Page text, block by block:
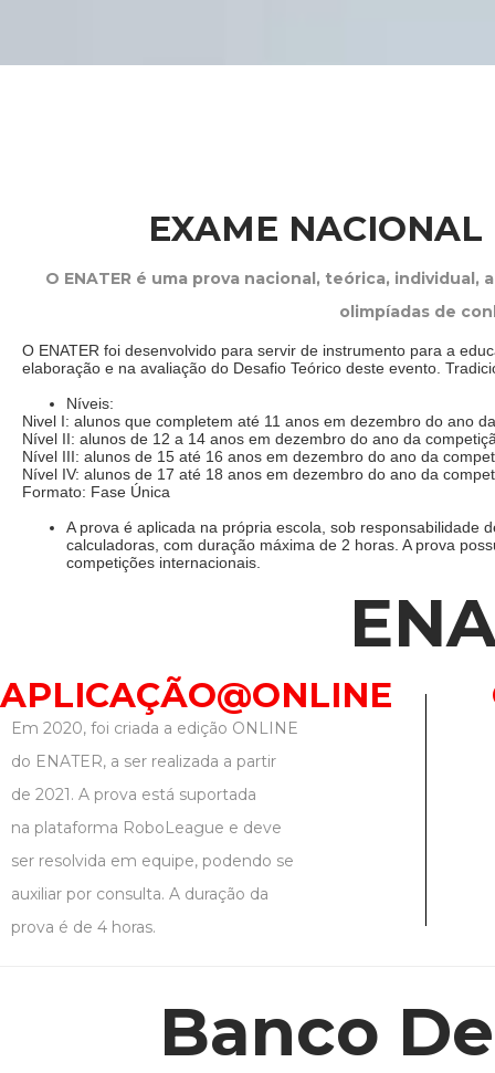
O ENATER é uma prova nacional, teórica,
olimpíadas de
APLICAÇÃO@ONLINE
Em 2020, foi criada a edição ONLINE
do ENATER, a ser realizada a partir
de 2021. A prova está suportada
na plataforma RoboLeague e deve
ser resolvida em equipe, podendo se
auxiliar por consulta. A duração da
prova é de 4 horas.
Banco
EXAME
O ENATER foi desenvolvido para servir de instrumento para a
elaboração e na avaliação do Desafio Teórico deste evento.
Níveis:
Nivel I: alunos que completem até 11 anos em dezembro do ano
Nível II: alunos de 12 a 14 anos em dezembro do ano da
Nível III: alunos de 15 até 16 anos em dezembro do ano da
Nível IV: alunos de 17 até 18 anos em dezembro do ano da
Formato: Fase Única
A prova é aplicada na própria escola, sob responsabilidade
calculadoras, com duração máxima de 2 horas. A prova
competições internacionais.